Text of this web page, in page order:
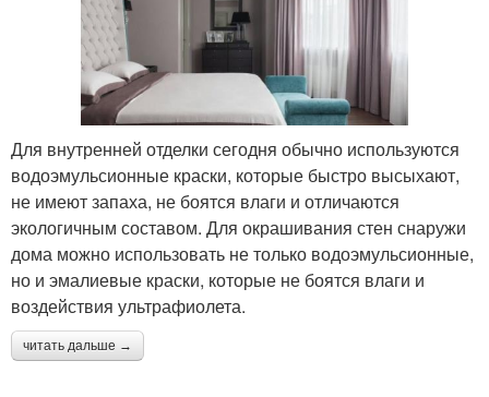
Для внутренней отделки сегодня обычно используются
водоэмульсионные краски, которые быстро высыхают,
не имеют запаха, не боятся влаги и отличаются
экологичным составом. Для окрашивания стен снаружи
дома можно использовать не только водоэмульсионные,
но и эмалиевые краски, которые не боятся влаги и
воздействия ультрафиолета.
читать дальше →